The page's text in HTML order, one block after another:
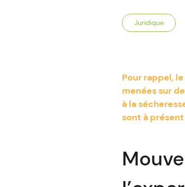
Juridique
Pour rappel,
menées sur
à la
sont à